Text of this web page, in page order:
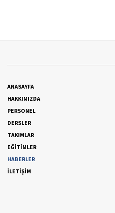
ANASAYFA
HAKKIMIZDA
PERSONEL
DERSLER
TAKIMLAR
EĞİTİMLER
HABERLER
İLETİŞİM